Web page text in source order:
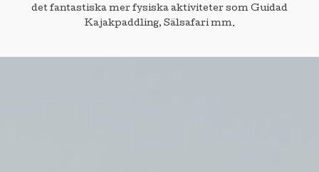
det fantastiska mer fysiska aktiviteter som Guidad
Kajakpaddling, Sälsafari mm.